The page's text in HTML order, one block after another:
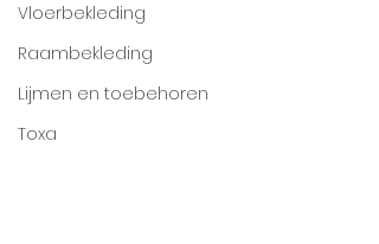
Vloerbekleding
Raambekleding
Lijmen en toebehoren
Toxa